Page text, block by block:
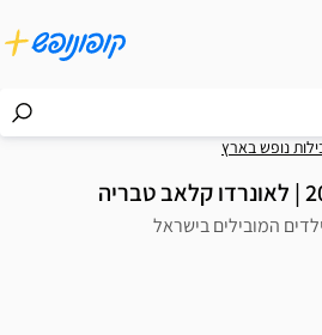
נופש בארץ
המובילים בישראל